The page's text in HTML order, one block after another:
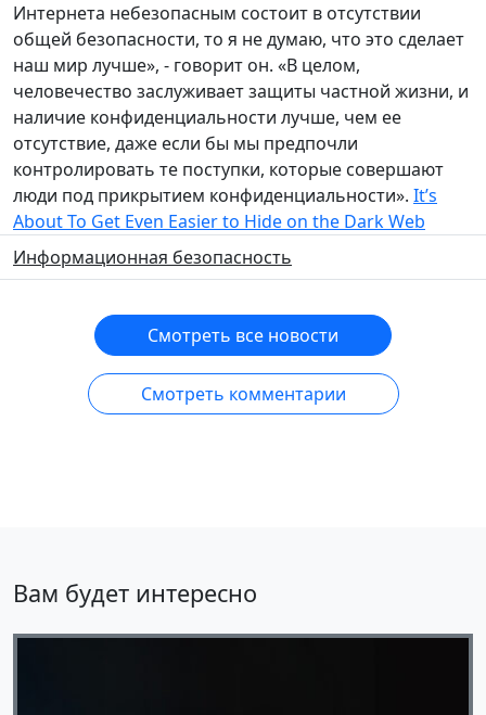
Интернета небезопасным состоит в отсутствии
общей безопасности, то я не думаю, что это сделает
наш мир лучше», - говорит он. «В целом,
человечество заслуживает защиты частной жизни, и
наличие конфиденциальности лучше, чем ее
отсутствие, даже если бы мы предпочли
контролировать те поступки, которые совершают
люди под прикрытием конфиденциальности». It’s
About To Get Even Easier to Hide on the Dark Web
Информационная безопасность
Смотреть все новости
Смотреть комментарии
Вам будет интересно